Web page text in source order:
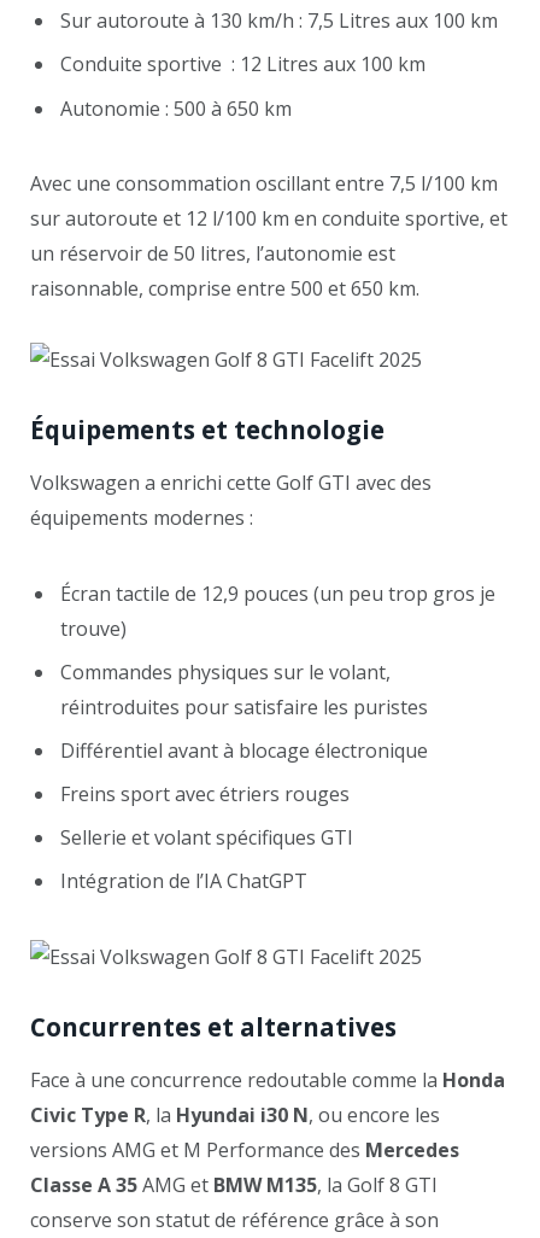
Sur autoroute à 130 km/h : 7,5 Litres aux 100 km
Conduite sportive : 12 Litres aux 100 km
Autonomie : 500 à 650 km
Avec une consommation oscillant entre 7,5 l/100 km
sur autoroute et 12 l/100 km en conduite sportive, et
un réservoir de 50 litres, l’autonomie est
raisonnable, comprise entre 500 et 650 km.
Équipements et technologie
Volkswagen a enrichi cette Golf GTI avec des
équipements modernes :
Écran tactile de 12,9 pouces (un peu trop gros je
trouve)
Commandes physiques sur le volant,
réintroduites pour satisfaire les puristes
Différentiel avant à blocage électronique
Freins sport avec étriers rouges
Sellerie et volant spécifiques GTI
Intégration de l’IA ChatGPT
Concurrentes et alternatives
Face à une concurrence redoutable comme la Honda
Civic Type R, la Hyundai i30 N, ou encore les
versions AMG et M Performance des Mercedes
Classe A 35AMG et BMW M135, la Golf 8 GTI
conserve son statut de référence grâce à son